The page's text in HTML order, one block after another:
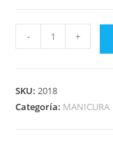
- +
SKU:2018
Categoría: MANICURA